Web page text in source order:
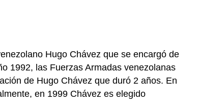
Hugo Chávez que se encargó de
1992, las Fuerzas Armadas venezolanas
de Hugo Chávez que duró 2 años. En
en 1999 Chávez es elegido